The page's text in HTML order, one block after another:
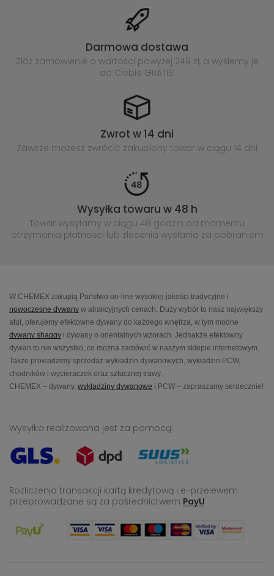
Darmowa dostawa
Złóż zamówienie o wartości powyżej 249 zł, a wyślemy je
do Ciebie GRATIS!
Zwrot w 14 dni
Zawsze możesz zwrócić zakupiony towar w ciągu 14 dni
Wysyłka towaru w 48 h
Towar wysyłamy w ciągu 48 godzin od momentu
otrzymania płatności lub zlecenia wysłania za pobraniem
W CHEMEX zakupią Państwo on-line wysokiej jakości tradycyjne i
nowoczesne dywany w atrakcyjnych cenach. Duży wybór to nasz największy
atut, oferujemy efektowne dywany do każdego wnętrza, w tym modne
dywany shaggy i dywany o orientalnych wzorach. Jednakże efektowny
dywan to nie wszystko, co można zamówić w naszym sklepie internetowym.
Także prowadzimy sprzedaż wykładzin dywanowych, wykładzin PCW,
chodników i wycieraczek oraz sztucznej trawy.
CHEMEX – dywany, wykładziny dywanowe i PCW – zapraszamy serdecznie!
Wysyłka realizowana jest za pomocą:
Rozliczenia transakcji kartą kredytową i e-przelewem
przeprowadzane są za pośrednictwem PayU